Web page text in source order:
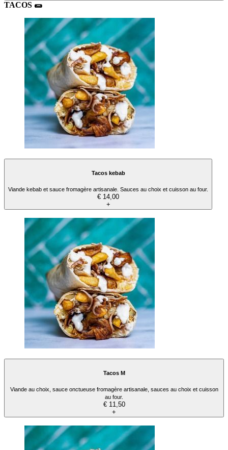
TACOS ​🌯
Tacos kebab
Viande kebab et sauce fromagère artisanale. Sauces au choix et cuisson au four.
€ 14,00
+
Tacos M
Viande au choix, sauce onctueuse fromagère artisanale, sauces au choix et cuisson
au four.
€ 11,50
+